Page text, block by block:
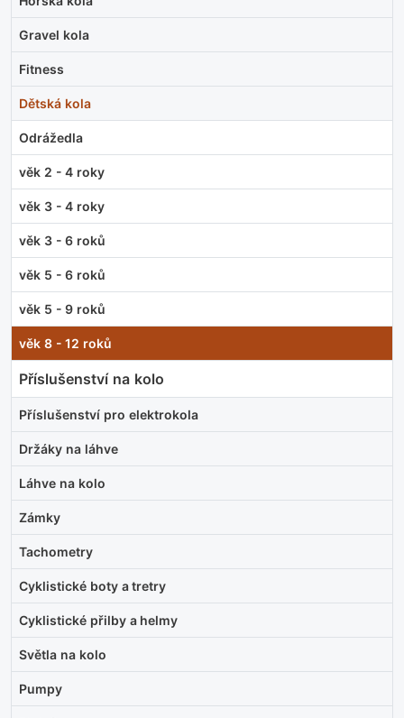
Gravel kola
Fitness
Dětská kola
Odrážedla
věk 2 - 4 roky
věk 3 - 4 roky
věk 3 - 6 roků
věk 5 - 6 roků
věk 5 - 9 roků
věk 8 - 12 roků
Příslušenství na kolo
Příslušenství pro elektrokola
Držáky na láhve
Láhve na kolo
Zámky
Tachometry
Cyklistické boty a tretry
Cyklistické přilby a helmy
Světla na kolo
Pumpy